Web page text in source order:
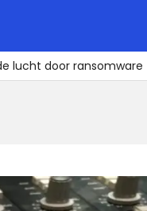
lucht door ransomware